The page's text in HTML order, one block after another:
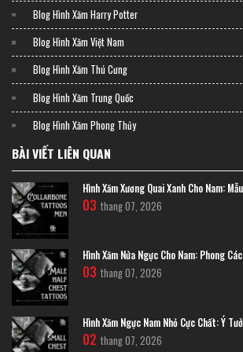
Blog Hình Xăm Harry Potter
Blog Hình Xăm Việt Nam
Blog Hình Xăm Thú Cưng
Blog Hình Xăm Trung Quốc
Blog Hình Xăm Phong Thủy
BÀI VIẾT LIÊN QUAN
Hình Xăm Xương Quai Xanh Cho Nam:
03 thang 07, 2026
Hình Xăm Nửa Ngực Cho Nam: Phong
03 thang 07, 2026
Hình Xăm Ngực Nam Nhỏ Cực Chất: Ý
02 thang 07, 2026